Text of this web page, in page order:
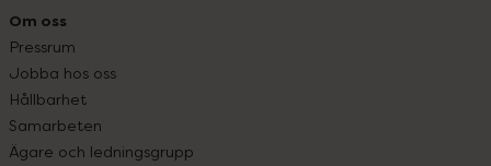
Om oss
Pressrum
Jobba hos oss
Hållbarhet
Samarbeten
Ägare och ledningsgrupp